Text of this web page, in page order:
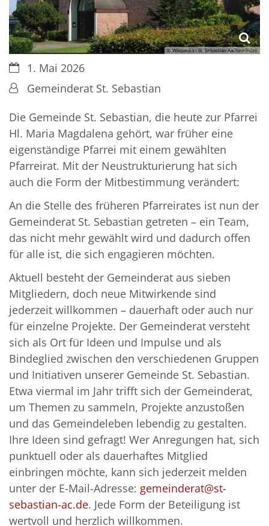
© Wikipedia - St. Sebastian Aachen-Hörn
Datum:1. Mai 2026
Von:Gemeinderat St. Sebastian
Die Gemeinde St. Sebastian, die heute zur Pfarrei
Hl. Maria Magdalena gehört, war früher eine
eigenständige Pfarrei mit einem gewählten
Pfarreirat. Mit der Neustrukturierung hat sich
auch die Form der Mitbestimmung verändert:
An die Stelle des früheren Pfarreirates ist nun der
Gemeinderat St. Sebastian getreten – ein Team,
das nicht mehr gewählt wird und dadurch offen
für alle ist, die sich engagieren möchten.
Aktuell besteht der Gemeinderat aus sieben
Mitgliedern, doch neue Mitwirkende sind
jederzeit willkommen – dauerhaft oder auch nur
für einzelne Projekte. Der Gemeinderat versteht
sich als Ort für Ideen und Impulse und als
Bindeglied zwischen den verschiedenen Gruppen
und Initiativen unserer Gemeinde St. Sebastian.
Etwa viermal im Jahr trifft sich der Gemeinderat,
um Themen zu sammeln, Projekte anzustoßen
und das Gemeindeleben lebendig zu gestalten.
Ihre Ideen sind gefragt! Wer Anregungen hat, sich
punktuell oder als dauerhaftes Mitglied
einbringen möchte, kann sich jederzeit melden
unter der E-Mail-Adresse: gemeinderat@st-
sebastian-ac.de. Jede Form der Beteiligung ist
wertvoll und herzlich willkommen.